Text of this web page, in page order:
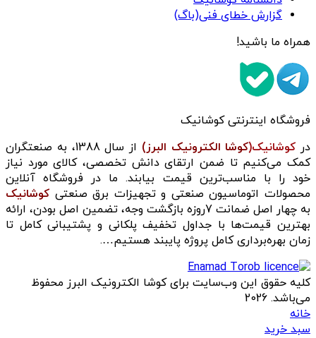
گزارش خطای فنی(باگ)
همراه ما باشید!
فروشگاه اینترنتی کوشانیک
در کوشانیک(کوشا الکترونیک البرز)
از سال 1388، به صنعتگران
کمک می‌کنیم تا ضمن ارتقای دانش تخصصی، کالای مورد نیاز
خود را با مناسب‌ترین قیمت بیابند. ما در فروشگاه آنلاین
محصولات اتوماسیون صنعتی و تجهیزات برق صنعتی کوشانیک
به چهار اصل ضمانت 7روزه بازگشت وجه، تضمین اصل بودن، ارائه
بهترین قیمت‌ها با جداول تخفیف پلکانی و پشتیبانی کامل تا
زمان بهره‌برداری کامل پروژه پایبند هستیم….
کلیه حقوق این وب‌سایت برای کوشا الکترونیک البرز محفوظ
می‌باشد. 2026
خانه
سبد خرید